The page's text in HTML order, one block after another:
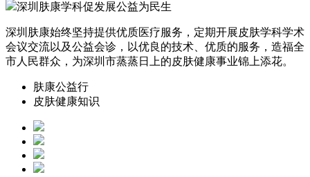
深圳肤康学科促发展公益为民生
深圳肤康始终坚持提供优质医疗服务，定期开展皮肤学科学术
会议交流以及公益会诊，以优良的技术、优质的服务，造福全
市人民群众，为深圳市蒸蒸日上的皮肤健康事业锦上添花。
肤康公益行
皮肤健康知识